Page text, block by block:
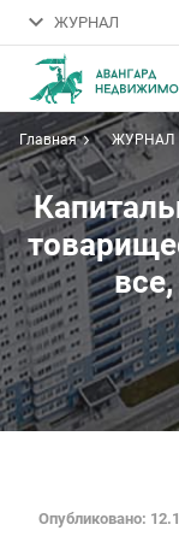
ЖУРНАЛ
Главная ЖУРНАЛ
Опубликовано: